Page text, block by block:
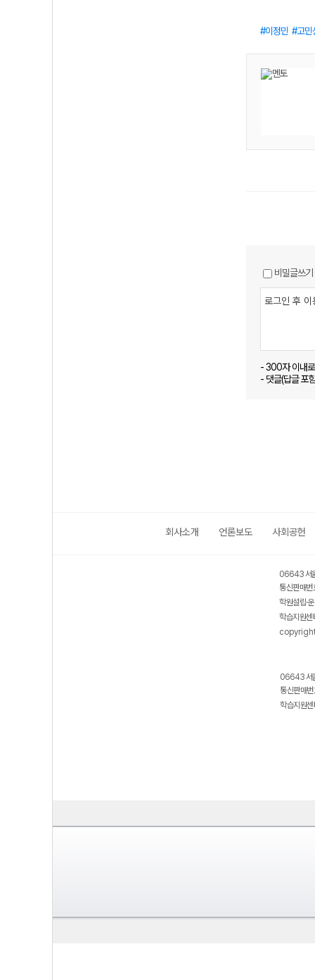
이정민 고민
비밀글쓰기
- 300자 이내
- 댓글(답글 포
회사소개 언론보도 사회공헌
06643 서
통신판매
학원설립·
학습지원
06643 서
통신판매
학습지원